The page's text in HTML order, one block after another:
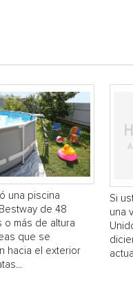
una piscina
de 48
o más de altura
que se
hacia el exterior
Si
una